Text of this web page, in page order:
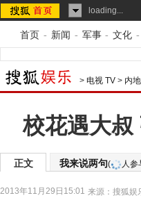
loading...
首页 - 新闻 - 军事 - 文化 -
> 电视 TV > 内
校花遇大叔
正文 我来说两句( 人参
2013年11月29日15:01 来源： 搜狐娱